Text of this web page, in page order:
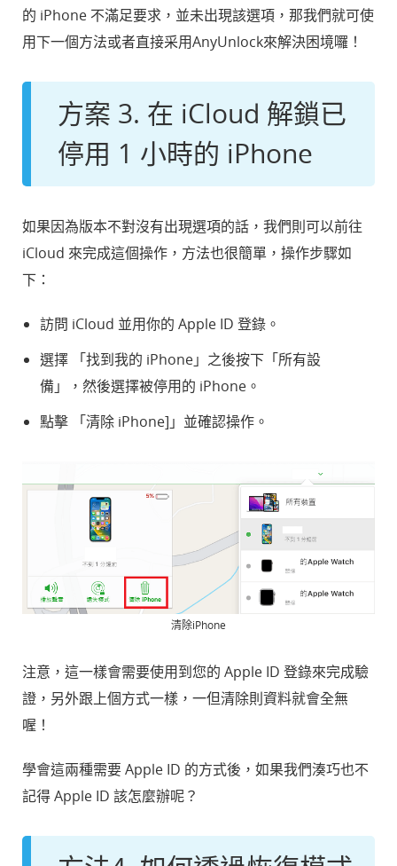
的 iPhone 不滿足要求，並未出現該選項，那我們就可使
用下一個方法或者直接采用AnyUnlock來解決困境囉！
方案 3. 在 iCloud 解鎖已
停用 1 小時的 iPhone
如果因為版本不對沒有出現選項的話，我們則可以前往
iCloud 來完成這個操作，方法也很簡單，操作步驟如
下：
訪問 iCloud 並用你的 Apple ID 登錄。
選擇 「找到我的 iPhone」之後按下「所有設
備」，然後選擇被停用的 iPhone。
點擊 「清除 iPhone]」並確認操作。
清除iPhone
注意，這一樣會需要使用到您的 Apple ID 登錄來完成驗
證，另外跟上個方式一樣，一但清除則資料就會全無
喔！
學會這兩種需要 Apple ID 的方式後，如果我們湊巧也不
記得 Apple ID 該怎麼辦呢？